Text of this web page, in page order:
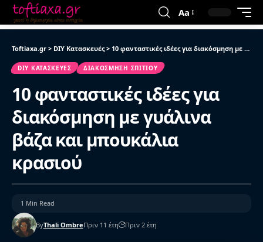
Aa
Toftiaxa.gr > DIY Κατασκευές> 10 φανταστικές ιδέες για διακόσμηση με γυάλινα βάζα και μπουκάλια κρασιού
DIY ΚΑΤΑΣΚΕΥΈΣ ΔΙΑΚΌΣΜΗΣΗ ΣΠΙΤΙΟΎ
10 φανταστικές ιδέες για
διακόσμηση με γυάλινα
βάζα και μπουκάλια
κρασιού
ByThali OmbreΠριν 11 έτη Πριν 2 έτη
1 Min Read